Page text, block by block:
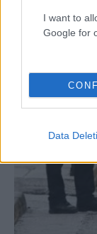
I want to
Google for
Data
Τραγωδία
beach bar –